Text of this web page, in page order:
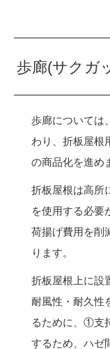
歩廊(サクガ
歩廊については
わり、折板屋根
の商品化を進め
折板屋根は高所
を使用する必要
荷揚げ費用を削
ります。
折板屋根上に設
耐風性・耐久性
るために、①支
するため、ハゼ